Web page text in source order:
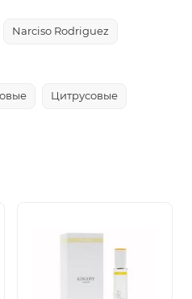
Narciso Rodriguez
Цитрусовые